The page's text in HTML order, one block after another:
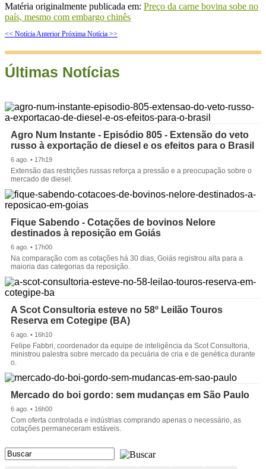
Matéria originalmente publicada em: Preço da carne bovina sobe no
país, mesmo com embargo chinês
<< Notícia Anterior Próxima Notícia >>
Últimas Notícias
Agro Num Instante - Episódio 805 - Extensão do veto
russo à exportação de diesel e os efeitos para o Brasil
6 ago. • 17h19
Extensão das restrições russas reforça a pressão e a preocupação sobre o
mercado de diesel.
Fique Sabendo - Cotações de bovinos Nelore
destinados à reposição em Goiás
6 ago. • 17h00
Na comparação com as cotações há 30 dias, Goiás registrou alta para a
maioria das categorias da reposição.
A Scot Consultoria esteve no 58º Leilão Touros
Reserva em Cotegipe (BA)
6 ago. • 16h10
Felipe Fabbri, coordenador da equipe de inteligência da Scot Consultoria,
ministrou palestra sobre mercado da pecuária de cria e de genética durante
o.
Mercado do boi gordo: sem mudanças em São Paulo
6 ago. • 16h00
Com oferta controlada e indústrias comprando apenas o necessário, as
cotações permaneceram estáveis.